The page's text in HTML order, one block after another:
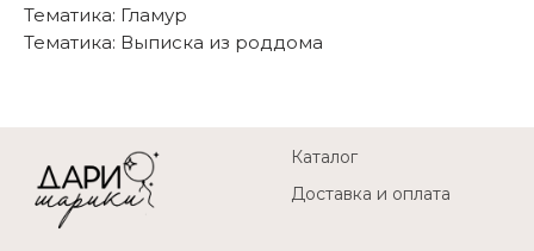
Тематика: Гламур
Тематика: Выписка из роддома
Каталог
Доставка и оплата